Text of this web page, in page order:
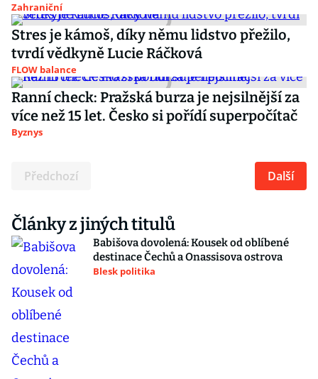
Zahraniční
Stres je kámoš, díky němu lidstvo přežilo,
tvrdí vědkyně Lucie Ráčková
FLOW balance
Ranní check: Pražská burza je nejsilnější za
více než 15 let. Česko si pořídí superpočítač
Byznys
Předchozí Další
Články z jiných titulů
Babišova dovolená: Kousek od oblíbené
destinace Čechů a Onassisova ostrova
Blesk politika